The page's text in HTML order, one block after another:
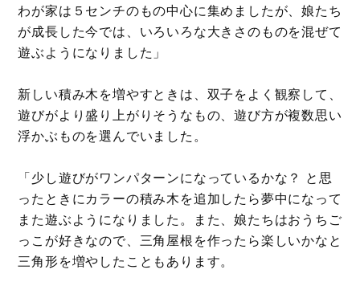
わが家は５センチのもの中心に集めましたが、娘たち
が成長した今では、いろいろな大きさのものを混ぜて
遊ぶようになりました」
新しい積み木を増やすときは、双子をよく観察して、
遊びがより盛り上がりそうなもの、遊び方が複数思い
浮かぶものを選んでいました。
「少し遊びがワンパターンになっているかな？ と思
ったときにカラーの積み木を追加したら夢中になって
また遊ぶようになりました。また、娘たちはおうちご
っこが好きなので、三角屋根を作ったら楽しいかなと
三角形を増やしたこともあります。